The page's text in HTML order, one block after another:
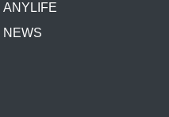
ANYLIFE
NEWS